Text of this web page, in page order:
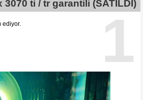
1
3070 ti / tr garantili (SATILDI)
ediyor.